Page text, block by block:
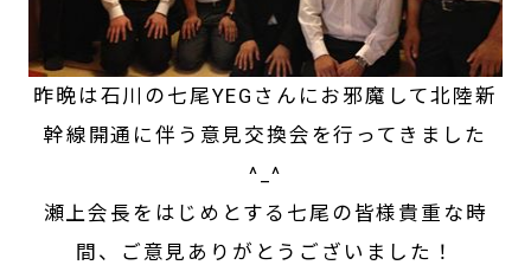
昨晩は石川の七尾YEGさんにお邪魔して北陸新
幹線開通に伴う意見交換会を行ってきました
^_^
瀬上会長をはじめとする七尾の皆様貴重な時
間、ご意見ありがとうございました！